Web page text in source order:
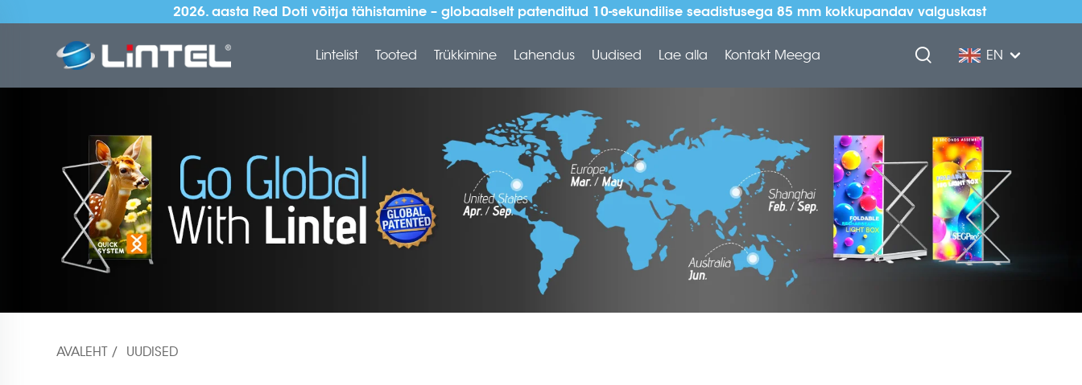
2026. aasta Red Doti võitja tähistamine – globaalselt patenditud 10-sekundilise seadistusega 85 mm kokkupandav valguskast
Lintelist Tooted Trükkimine Lahendus Uudised Lae alla Kontakt Meega EN
AVALEHT/ UUDISED